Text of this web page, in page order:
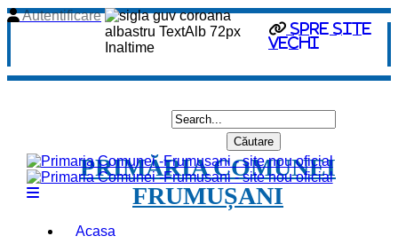
spre site
vechi
Autentificare
PRIMĂRIA COMUNEI
FRUMUȘANI
Acasa